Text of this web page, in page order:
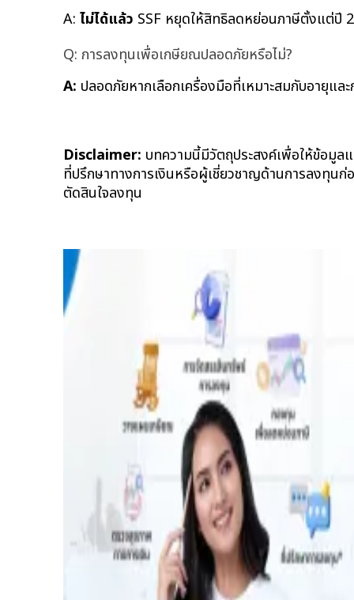
A: ไม่ได้แล้ว SSF หยุดให้สิทธิลดหย่อนภาษีตั้งแต่ปี
Q: การลงทุนเพื่อเกษียณปลอดภัยหรือไม่?
A: ปลอดภัยหากเลือกเครื่องมือที่เหมาะสมกับอายุแล
Disclaimer: บทความนี้มีวัตถุประสงค์เพื่อให้ข้อมูล
ที่ปรึกษาทางการเงินหรือผู้เชี่ยวชาญด้านการลงทุน
ตัดสินใจลงทุน